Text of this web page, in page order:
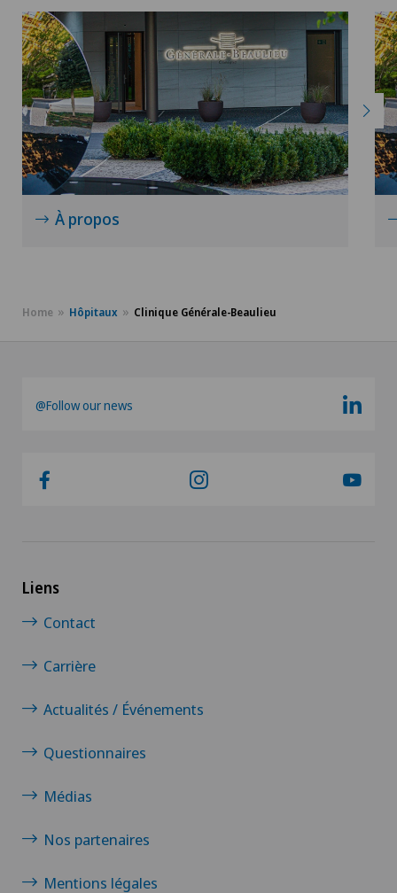
À propos
Home Hôpitaux Clinique Générale-Beaulieu
@Follow our news
Liens
Contact
Carrière
Actualités / Événements
Questionnaires
Médias
Nos partenaires
Mentions légales